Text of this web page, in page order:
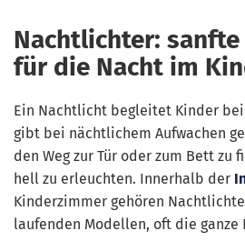
Nachtlichter:
für die Nacht im
Ein Nachtlicht begleitet Kinder
gibt bei nächtlichem Aufwachen
den Weg zur Tür oder zum Bett zu
hell zu erleuchten. Innerhalb der
Kinderzimmer gehören
laufenden Modellen, oft die ganze